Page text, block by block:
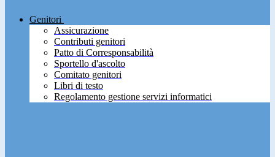
Genitori
Assicurazione
Contributi genitori
Patto di Corresponsabilità
Sportello d'ascolto
Comitato genitori
Libri di testo
Regolamento gestione servizi informatici